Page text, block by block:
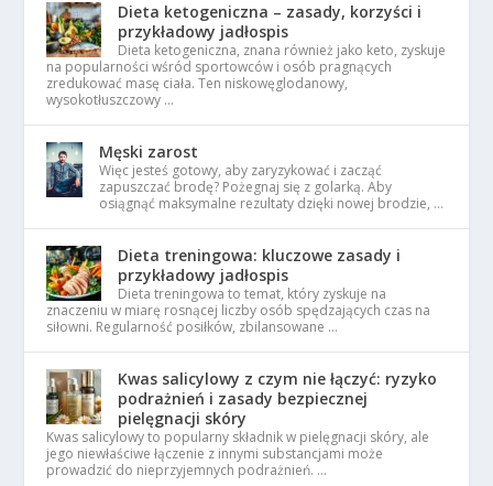
Dieta ketogeniczna – zasady, korzyści i
przykładowy jadłospis
Dieta ketogeniczna, znana również jako keto, zyskuje
na popularności wśród sportowców i osób pragnących
zredukować masę ciała. Ten niskowęglodanowy,
wysokotłuszczowy …
Męski zarost
Więc jesteś gotowy, aby zaryzykować i zacząć
zapuszczać brodę? Pożegnaj się z golarką. Aby
osiągnąć maksymalne rezultaty dzięki nowej brodzie, …
Dieta treningowa: kluczowe zasady i
przykładowy jadłospis
Dieta treningowa to temat, który zyskuje na
znaczeniu w miarę rosnącej liczby osób spędzających czas na
siłowni. Regularność posiłków, zbilansowane …
Kwas salicylowy z czym nie łączyć: ryzyko
podrażnień i zasady bezpiecznej
pielęgnacji skóry
Kwas salicylowy to popularny składnik w pielęgnacji skóry, ale
jego niewłaściwe łączenie z innymi substancjami może
prowadzić do nieprzyjemnych podrażnień. …